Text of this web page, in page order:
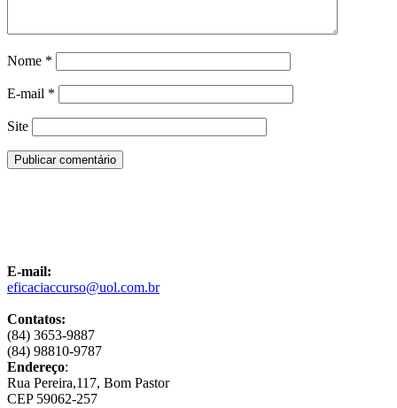
Nome *
E-mail *
Site
E-mail:
eficaciaccurso@uol.com.br
Contatos:
(84) 3653-9887
(84) 98810-9787
Endereço:
Rua Pereira,117, Bom Pastor
CEP 59062-257